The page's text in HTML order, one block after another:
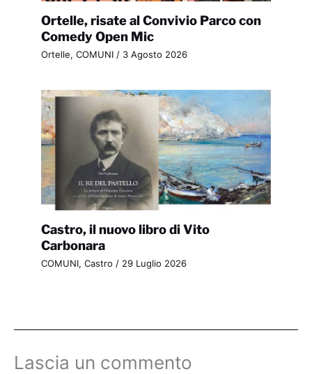
Ortelle, risate al Convivio Parco con
Comedy Open Mic
Ortelle, COMUNI/ 3 Agosto 2026
Castro, il nuovo libro di Vito
Carbonara
COMUNI, Castro / 29 Luglio 2026
Lascia un commento